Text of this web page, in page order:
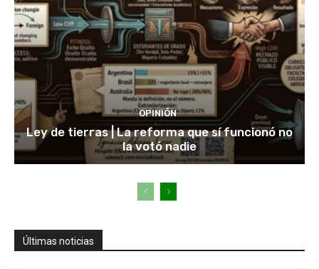
OPINIÓN
Ley de tierras | La reforma que sí funcionó no
la votó nadie
Últimas noticias